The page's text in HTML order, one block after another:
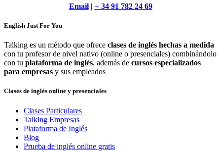
Email| + 34 91 782 24 69
English Just For You
Talking es un método que ofrece clases de inglés hechas a medida
con tu profesor de nivel nativo (online o presenciales) combinándolo
con tu plataforma de inglés, además de cursos especializados
para empresas y sus empleados
Clases de inglés online y presenciales
Clases Particulares
Talking Empresas
Plataforma de Inglés
Blog
Prueba de inglés online gratis